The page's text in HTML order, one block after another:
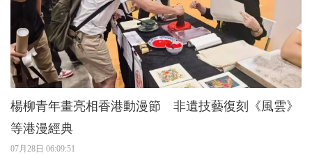
楊柳青年畫亮相香港動漫節 非遺技藝復刻《風雲》
等港漫經典
07月28日 06:09:51